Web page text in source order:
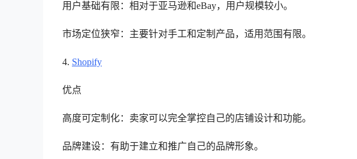
用户基础有限：相对于亚马逊和eBay，用户规模较小。
市场定位狭窄：主要针对手工和定制产品，适用范围有限。
4. Shopify
优点
高度可定制化：卖家可以完全掌控自己的店铺设计和功能。
品牌建设：有助于建立和推广自己的品牌形象。